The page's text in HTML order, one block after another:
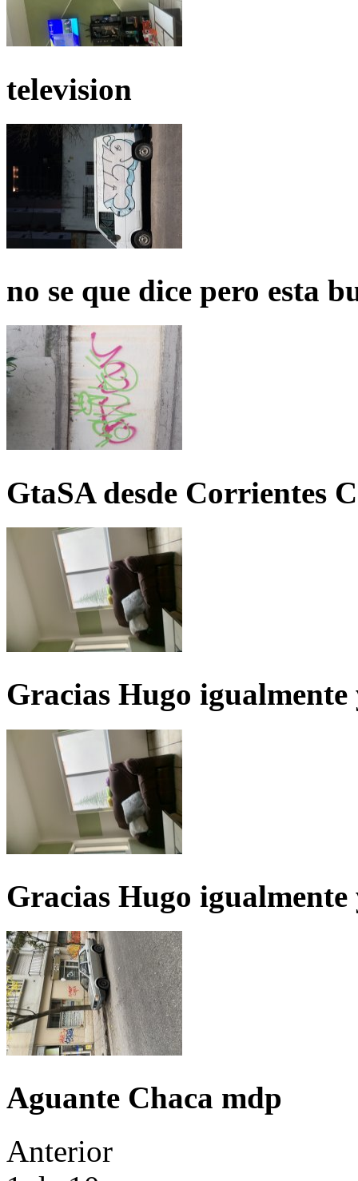
television
no se que dice pero esta
GtaSA desde Corrientes
Gracias Hugo igualmente
Gracias Hugo igualmente
Aguante Chaca mdp
Anterior